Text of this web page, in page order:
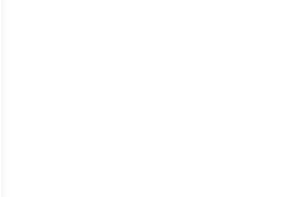
cestom nehrozí
mieste v pôvodnom